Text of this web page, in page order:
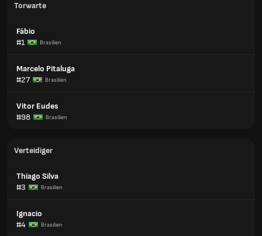
Torwarte
Fábio
#1
Brasilien
Marcelo Pitaluga
#27
Brasilien
Vitor Eudes
#98
Brasilien
Verteidiger
Thiago Silva
#3
Brasilien
Ignacio
#4
Brasilien